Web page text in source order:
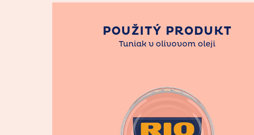
POUŽITÝ PRODUKT
Tuniak v olivovom oleji